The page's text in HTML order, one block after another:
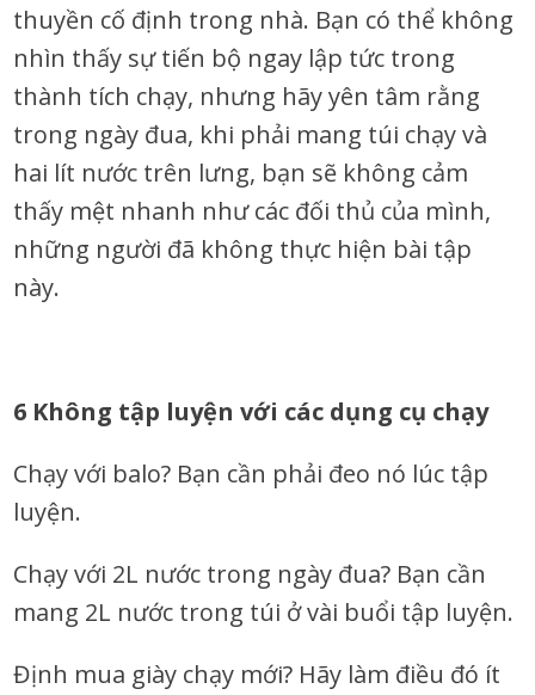
thuyền cố định trong nhà. Bạn có thể không
nhìn thấy sự tiến bộ ngay lập tức trong
thành tích chạy, nhưng hãy yên tâm rằng
trong ngày đua, khi phải mang túi chạy và
hai lít nước trên lưng, bạn sẽ không cảm
thấy mệt nhanh như các đối thủ của mình,
những người đã không thực hiện bài tập
này.
6 Không tập luyện với các dụng cụ chạy
Chạy với balo? Bạn cần phải đeo nó lúc tập
luyện.
Chạy với 2L nước trong ngày đua? Bạn cần
mang 2L nước trong túi ở vài buổi tập luyện.
Định mua giày chạy mới? Hãy làm điều đó ít